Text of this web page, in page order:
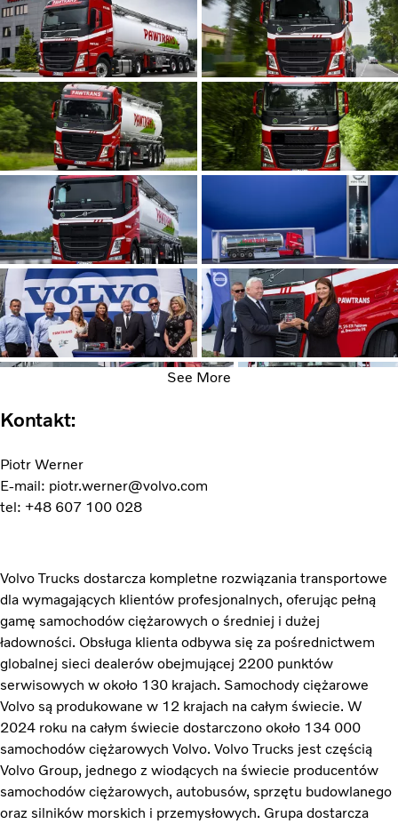
See More
Kontakt:
Piotr Werner
E-mail: piotr.werner@volvo.com
tel: +48 607 100 028
Volvo Trucks dostarcza kompletne rozwiązania transportowe
dla wymagających klientów profesjonalnych, oferując pełną
gamę samochodów ciężarowych o średniej i dużej
ładowności. Obsługa klienta odbywa się za pośrednictwem
globalnej sieci dealerów obejmującej 2200 punktów
serwisowych w około 130 krajach. Samochody ciężarowe
Volvo są produkowane w 12 krajach na całym świecie. W
2024 roku na całym świecie dostarczono około 134 000
samochodów ciężarowych Volvo. Volvo Trucks jest częścią
Volvo Group, jednego z wiodących na świecie producentów
samochodów ciężarowych, autobusów, sprzętu budowlanego
oraz silników morskich i przemysłowych. Grupa dostarcza